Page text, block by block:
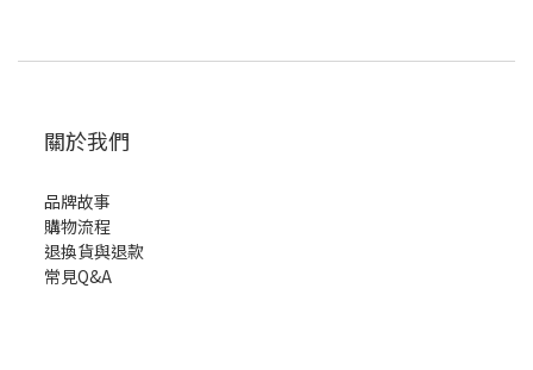
關於我們
品牌故事
購物流程
退換貨與退款
常見Q&A